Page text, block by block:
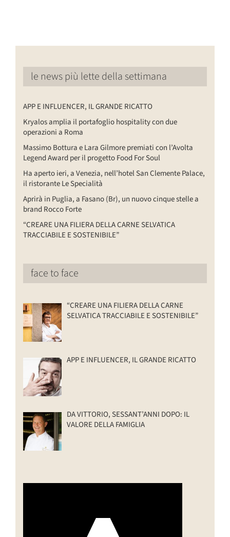
le news più lette della settimana
APP E INFLUENCER, IL GRANDE RICATTO
Kryalos amplia il portafoglio hospitality con due
operazioni a Roma
Massimo Bottura e Lara Gilmore premiati con l’Avolta
Legend Award per il progetto Food For Soul
Ha aperto ieri, a Venezia, nell’hotel San Clemente Palace,
il ristorante Le Specialità
Aprirà in Puglia, a Fasano (Br), un nuovo cinque stelle a
brand Rocco Forte
“CREARE UNA FILIERA DELLA CARNE SELVATICA
TRACCIABILE E SOSTENIBILE”
face to face
“CREARE UNA FILIERA DELLA CARNE
SELVATICA TRACCIABILE E SOSTENIBILE”
APP E INFLUENCER, IL GRANDE RICATTO
DA VITTORIO, SESSANT’ANNI DOPO: IL
VALORE DELLA FAMIGLIA